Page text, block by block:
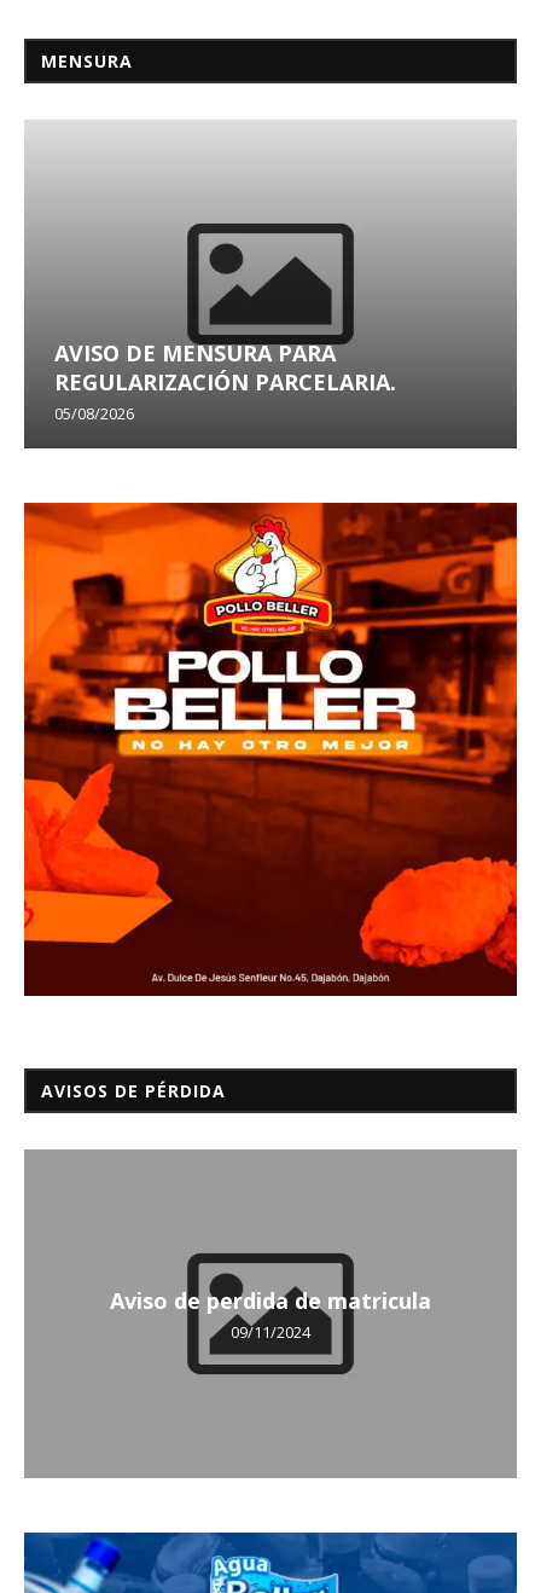
MENSURA
AVISO DE MENSURA PARA
REGULARIZACIÓN PARCELARIA.
05/08/2026
AVISOS DE PÉRDIDA
Aviso de perdida de matricula
09/11/2024